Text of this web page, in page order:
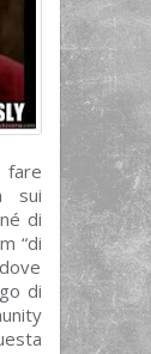
sui
di
“di
di